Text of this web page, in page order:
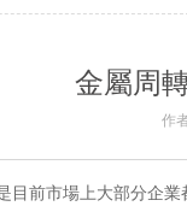
金屬周
作
目前市場上大部分企